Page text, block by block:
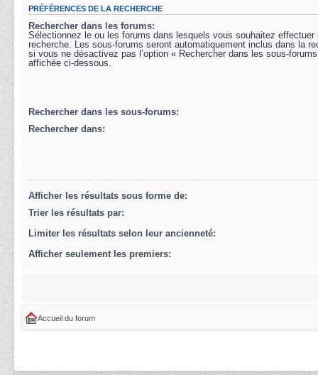
PRÉFÉRENCES DE LA RECHERCHE
Rechercher dans les forums:
Sélectionnez le ou les forums dans lesquels vous souhaitez effectuer
recherche. Les sous-forums seront automatiquement inclus dans la
si vous ne désactivez pas l’option « Rechercher dans les sous-
affichée ci-dessous.
Rechercher dans les sous-forums:
Rechercher dans:
Afficher les résultats sous forme de:
Trier les résultats par:
Limiter les résultats selon leur ancienneté:
Afficher seulement les premiers:
Accueil du forum